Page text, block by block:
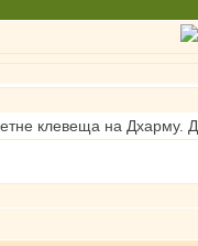
клевеща на Дхарму.